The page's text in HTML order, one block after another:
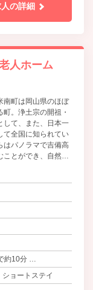
の詳細
人ホーム
南町は岡山県のほぼ
。浄土宗の開祖・
して、また、日本一
て全国に知られてい
はパノラマで吉備高
ことができ、自然豊
れています。自家用
から60分、津山市
。やまなみ街道沿い
約10分
ョートステイ